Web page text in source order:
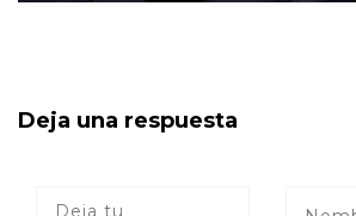
Deja una respuesta